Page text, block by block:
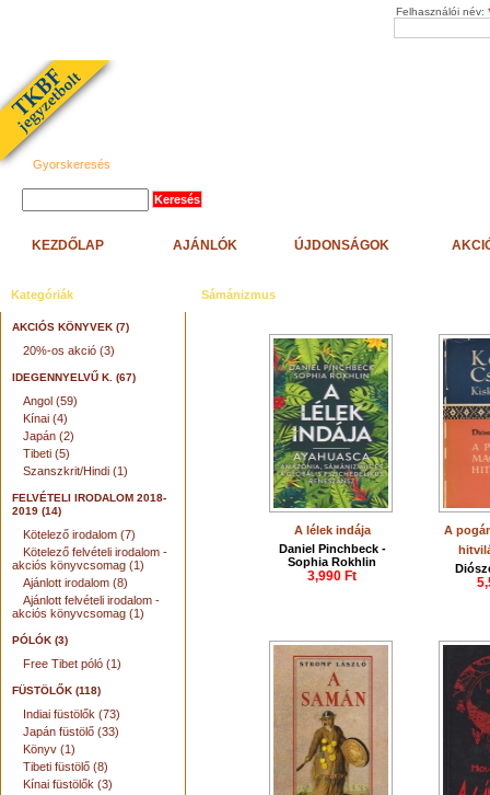
Felhasználói név:
Gyorskeresés
KEZDŐLAP AJÁNLÓK ÚJDONSÁGOK
Kategóriák
AKCIÓS KÖNYVEK (7)
20%-os akció (3)
IDEGENNYELVŰ K. (67)
Angol (59)
Kínai (4)
Japán (2)
Tibeti (5)
Szanszkrit/Hindi (1)
FELVÉTELI IRODALOM 2018-
2019 (14)
Kötelező irodalom (7)
Kötelező felvételi irodalom -
akciós könyvcsomag (1)
Ajánlott irodalom (8)
Ajánlott felvételi irodalom -
akciós könyvcsomag (1)
PÓLÓK (3)
Free Tibet póló (1)
FÜSTÖLŐK (118)
Indiai füstölők (73)
Japán füstölő (33)
Könyv (1)
Tibeti füstölő (8)
Kínai füstölők (3)
Sámánizmus
A lélek indája
Daniel Pinchbeck -
Sophia Rokhlin
3,990 Ft
A